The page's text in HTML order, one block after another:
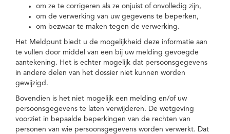
om ze te corrigeren als ze onjuist of onvolledig zijn,
om de verwerking van uw gegevens te beperken,
om bezwaar te maken tegen de verwerking.
Het Meldpunt biedt u de mogelijkheid deze informatie aan
te vullen door middel van een bij uw melding gevoegde
aantekening. Het is echter mogelijk dat persoonsgegevens
in andere delen van het dossier niet kunnen worden
gewijzigd.
Bovendien is het niet mogelijk een melding en/of uw
persoonsgegevens te laten verwijderen. De wetgeving
voorziet in bepaalde beperkingen van de rechten van
personen van wie persoonsgegevens worden verwerkt. Dat